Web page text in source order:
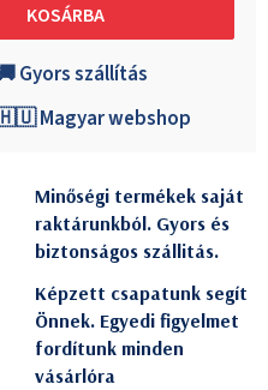
KOSÁRBA
Gyors szállítás
Magyar webshop
Minőségi termékek saját
raktárunkból. Gyors és
biztonságos szállitás.
Képzett csapatunk segít
Önnek. Egyedi figyelmet
fordítunk minden
vásárlóra